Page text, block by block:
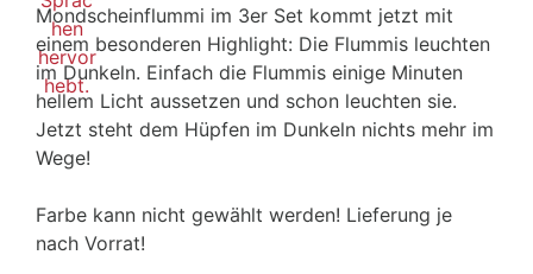
Mondscheinflummi im 3er Set kommt jetzt mit
einem besonderen Highlight: Die Flummis leuchten
im Dunkeln. Einfach die Flummis einige Minuten
hellem Licht aussetzen und schon leuchten sie.
Jetzt steht dem Hüpfen im Dunkeln nichts mehr im
Wege!
Farbe kann nicht gewählt werden! Lieferung je
nach Vorrat!